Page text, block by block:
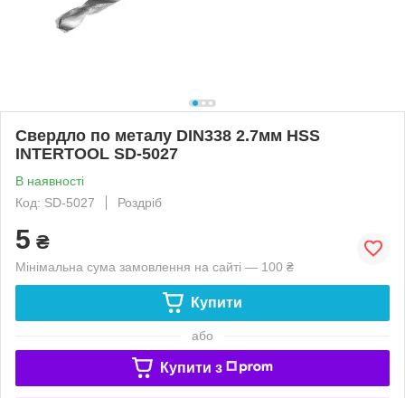
Свердло по металу DIN338 2.7мм HSS
INTERTOOL SD-5027
В наявності
Код: SD-5027
Роздріб
5 ₴
Мінімальна сума замовлення на сайті — 100 ₴
Купити
або
Купити з